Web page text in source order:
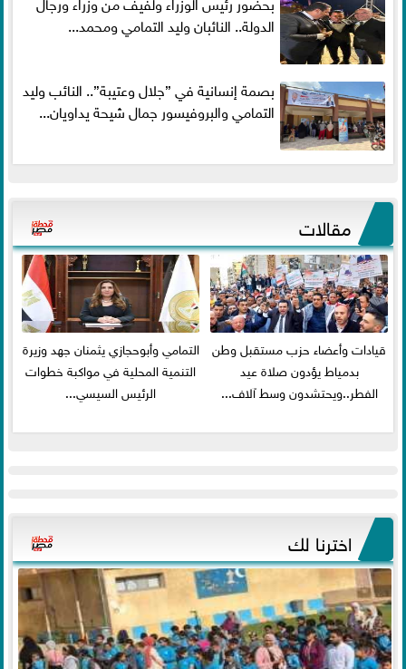
الدولة.. النائبان وليد التمامي ومحمد...
بصمة إنسانية في ”جلال وعتيبة”.. النائب وليد
التمامي والبروفيسور جمال شيحة يداويان...
مقالات
قيادات وأعضاء حزب مستقبل وطن
بدمياط يؤدون صلاة عيد
الفطر..ويحتشدون وسط آلاف...
التمامي وأبوحجازي يثمنان جهد وزيرة
التنمية المحلية في مواكبة خطوات
الرئيس السيسي...
اخترنا لك